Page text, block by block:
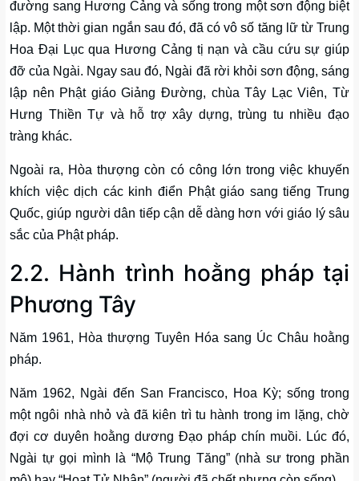
đường sang Hương Cảng và sống trong một sơn động biệt
lập. Một thời gian ngắn sau đó, đã có vô số tăng lữ từ Trung
Hoa Đại Lục qua Hương Cảng tị nạn và cầu cứu sự giúp
đỡ của Ngài. Ngay sau đó, Ngài đã rời khỏi sơn động, sáng
lập nên Phật giáo Giảng Đường, chùa Tây Lạc Viên, Từ
Hưng Thiền Tự và hỗ trợ xây dựng, trùng tu nhiều đạo
tràng khác.
Ngoài ra, Hòa thượng còn có công lớn trong việc khuyến
khích việc dịch các kinh điển Phật giáo sang tiếng Trung
Quốc, giúp người dân tiếp cận dễ dàng hơn với giáo lý sâu
sắc của Phật pháp.
2.2. Hành trình hoằng pháp tại
Phương Tây
Năm 1961, Hòa thượng Tuyên Hóa sang Úc Châu hoằng
pháp.
Năm 1962, Ngài đến San Francisco, Hoa Kỳ; sống trong
một ngôi nhà nhỏ và đã kiên trì tu hành trong im lặng, chờ
đợi cơ duyên hoằng dương Đạo pháp chín muồi. Lúc đó,
Ngài tự gọi mình là “Mộ Trung Tăng” (nhà sư trong phần